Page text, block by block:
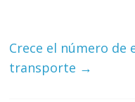
Crece el número de
transporte →